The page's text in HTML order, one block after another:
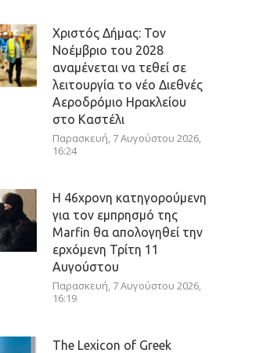
Χριστός Δήμας: Τον
Νοέμβριο του 2028
αναμένεται να τεθεί σε
λειτουργία το νέο Διεθνές
Αεροδρόμιο Ηρακλείου
στο Καστέλι
Παρασκευή, 7 Αυγούστου 2026,
16:24
Η 46χρονη κατηγορούμενη
για τον εμπρησμό της
Marfin θα απολογηθεί την
ερχόμενη Τρίτη 11
Αυγούστου
Παρασκευή, 7 Αυγούστου 2026,
16:19
The Lexicon of Greek